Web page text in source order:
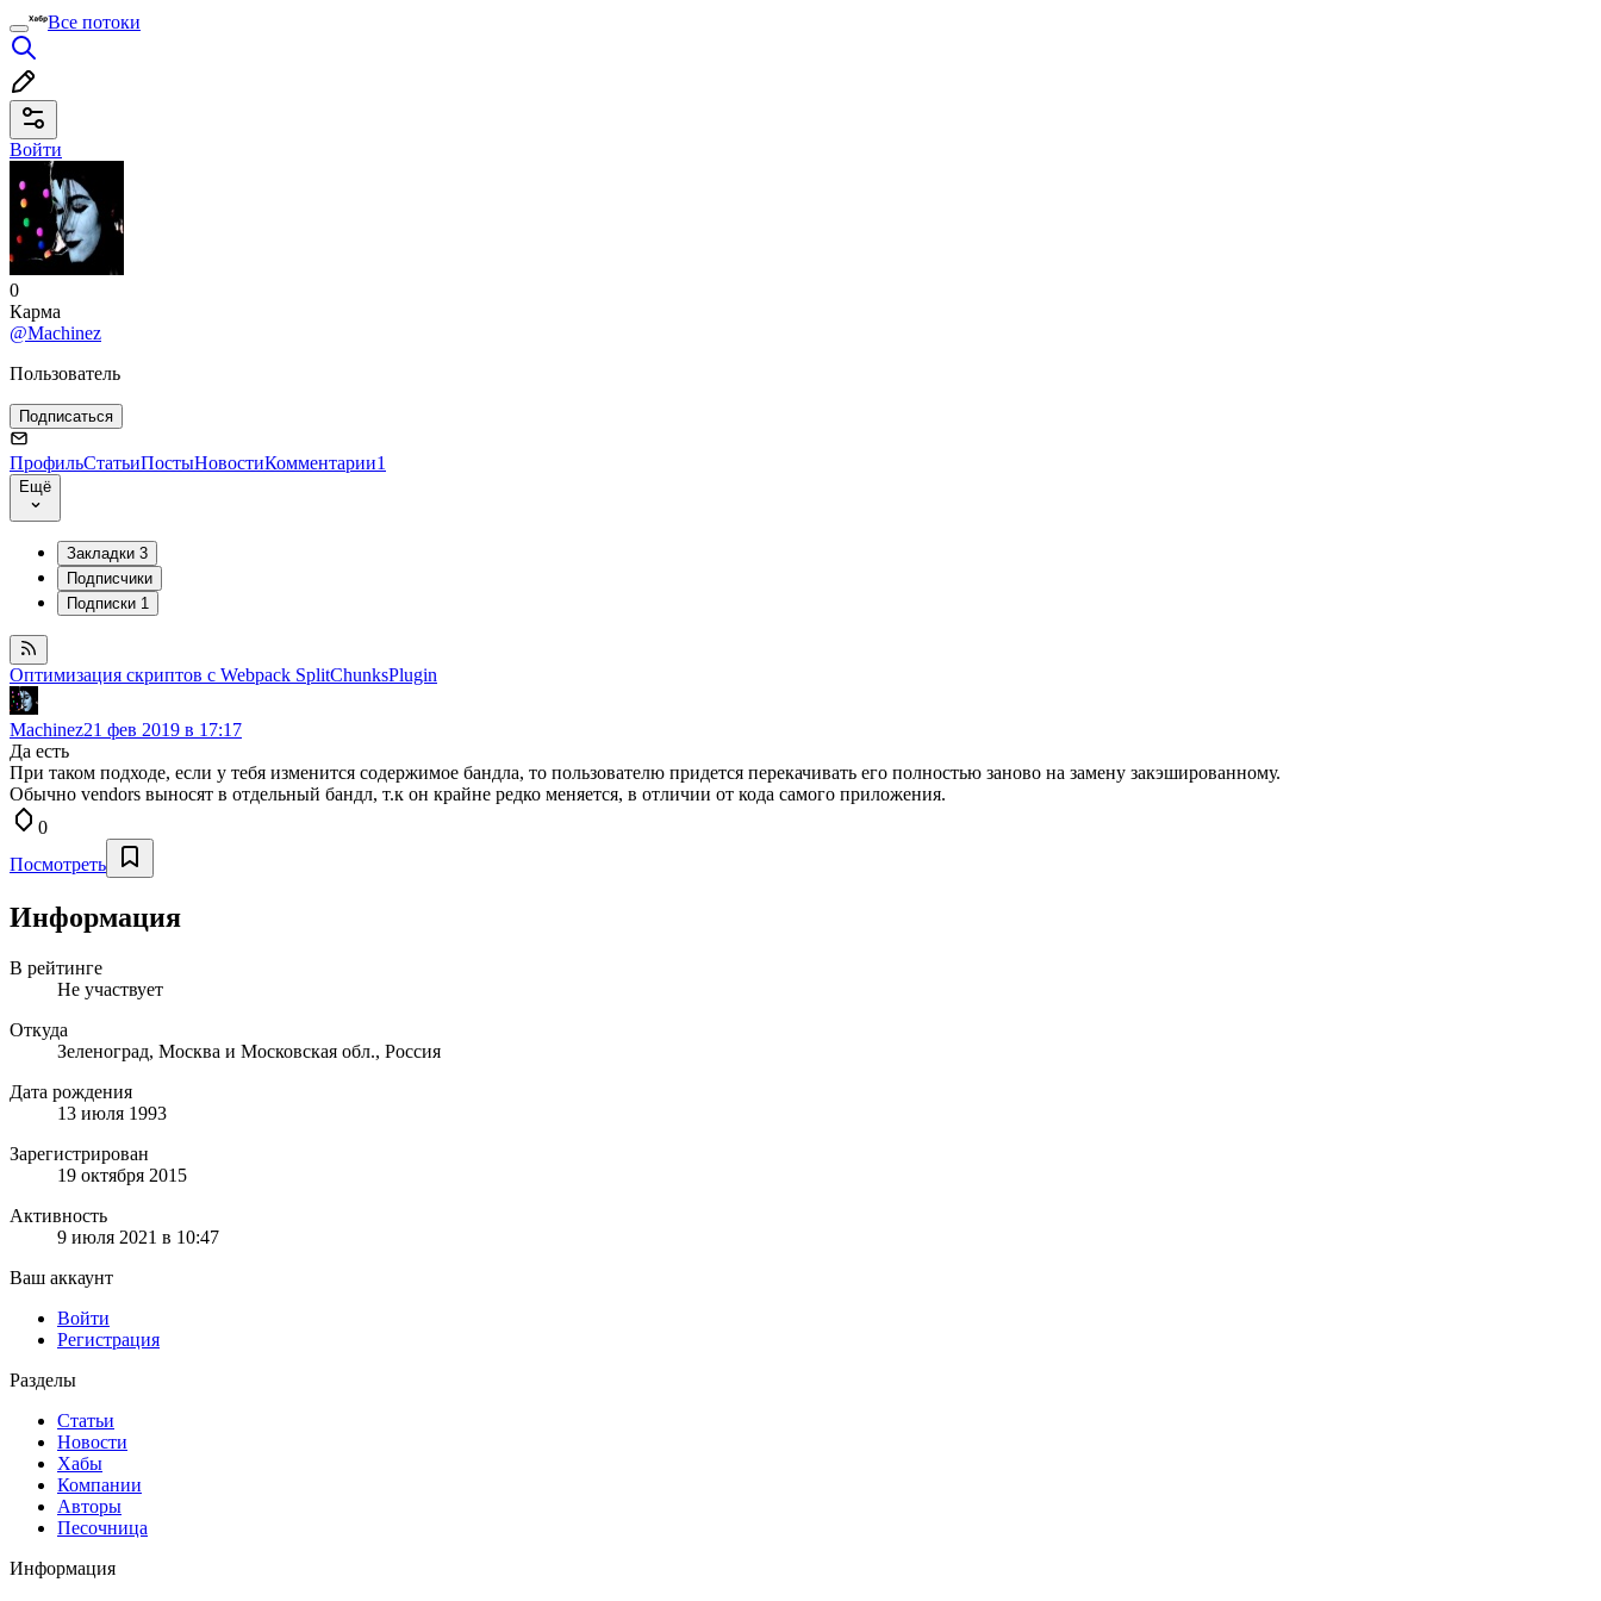
Все потоки
Войти
0
Карма
@Machinez
Пользователь
Подписаться
ПрофильСтатьиПостыНовостиКомментарии1
Ещё
Закладки 3
Подписчики
Подписки 1
Оптимизация скриптов с Webpack SplitChunksPlugin
Machinez21 фев 2019 в 17:17
Да есть
При таком подходе, если у тебя изменится содержимое бандла, то пользователю придется перекачивать его полностью заново на замену закэшированному.
Обычно vendors выносят в отдельный бандл, т.к он крайне редко меняется, в отличии от кода самого приложения.
0
Посмотреть
Информация
В рейтинге
Не участвует
Откуда
Зеленоград, Москва и Московская обл., Россия
Дата рождения
13 июля 1993
Зарегистрирован
19 октября 2015
Активность
9 июля 2021 в 10:47
Ваш аккаунт
Войти
Регистрация
Разделы
Статьи
Новости
Хабы
Компании
Авторы
Песочница
Информация